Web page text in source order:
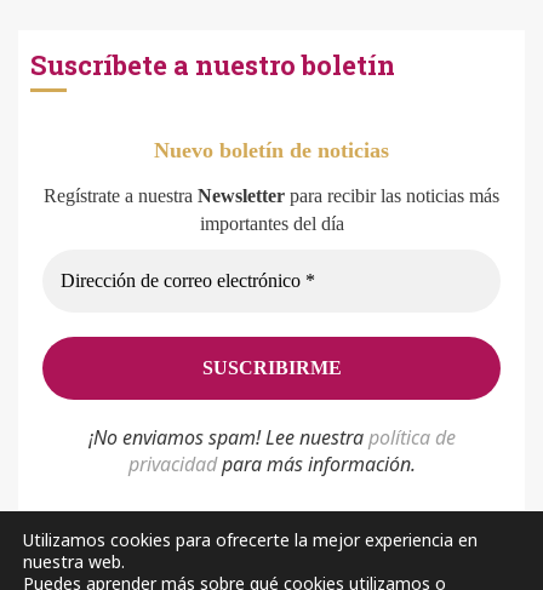
Suscríbete a nuestro boletín
Nuevo boletín de noticias
Regístrate a nuestra Newsletter para recibir las noticias más
importantes del día
¡No enviamos spam! Lee nuestrapolítica de
privacidadpara más información.
Política de privacidad Aviso Legal Sobre nosotros
Utilizamos cookies para ofrecerte la mejor experiencia en
nuestra web.
Puedes aprender más sobre qué cookies utilizamos o